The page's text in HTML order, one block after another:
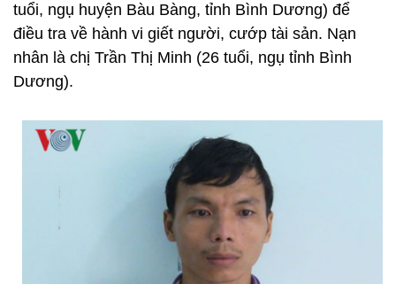
tuổi, ngụ huyện Bàu Bàng, tỉnh Bình Dương) để
điều tra về hành vi giết người, cướp tài sản. Nạn
nhân là chị Trần Thị Minh (26 tuổi, ngụ tỉnh Bình
Dương).